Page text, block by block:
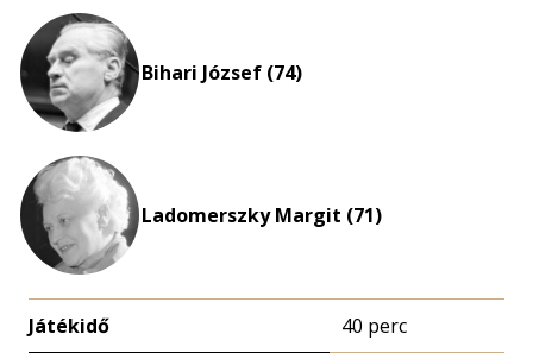
Bihari József (74)
Ladomerszky Margit (71)
Játékidő 40 perc